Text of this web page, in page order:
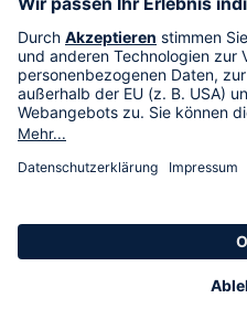
Im TV
HSE International